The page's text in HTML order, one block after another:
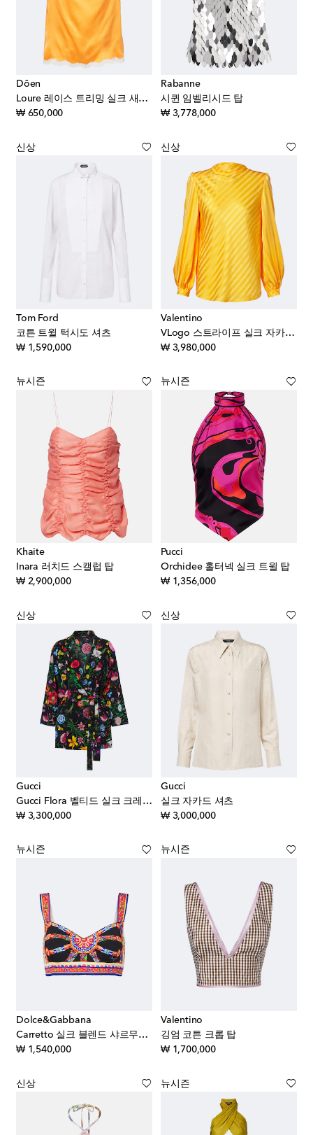
Dôen
Loure 레이스 트리밍 실크 새틴 캐미솔
₩ 650,000original price
Rabanne
시퀸 임벨리시드 탑
₩ 3,778,000original price
신상
Tom Ford
코튼 트윌 턱시도 셔츠
₩ 1,590,000original price
신상
Valentino
VLogo 스트라이프 실크 자카드 블라우스
₩ 3,980,000original price
뉴시즌
Khaite
Inara 러치드 스캘럽 탑
₩ 2,900,000original price
뉴시즌
Pucci
Orchidee 홀터넥 실크 트윌 탑
₩ 1,356,000original price
신상
Gucci
Gucci Flora 벨티드 실크 크레이프 드 신 셔츠
₩ 3,300,000original price
신상
Gucci
실크 자카드 셔츠
₩ 3,000,000original price
뉴시즌
Dolce&Gabbana
Carretto 실크 블렌드 샤르무즈 크롭 탑
₩ 1,540,000original price
뉴시즌
Valentino
깅엄 코튼 크롭 탑
₩ 1,700,000original price
신상 뉴시즌